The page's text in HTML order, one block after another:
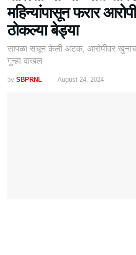
महिन्यांपासून फरार
ठोकल्या बेड्या
सापळा सचून केली अटक, आरोपीवर
गुन्हा दाखल
by SBPRNL August 24, 2024